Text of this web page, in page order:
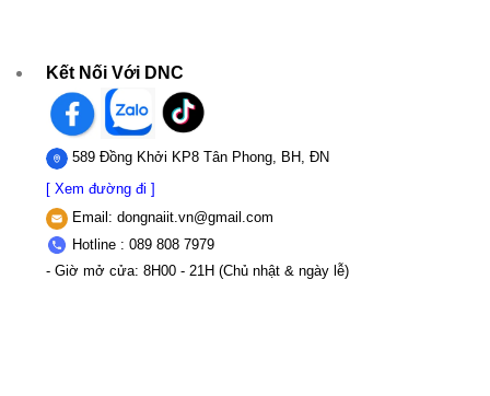
Kết Nối Với DNC
589 Đồng Khởi KP8 Tân Phong, BH, ĐN
[ Xem đường đi ]
Email: dongnaiit.vn@gmail.com
Hotline : 089 808 7979
- Giờ mở cửa: 8H00 - 21H (Chủ nhật & ngày lễ)